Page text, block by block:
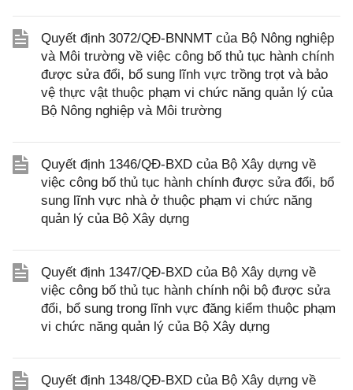
Quyết định 3072/QĐ-BNNMT của Bộ Nông nghiệp
và Môi trường về việc công bố thủ tục hành chính
được sửa đổi, bổ sung lĩnh vực trồng trọt và bảo
vệ thực vật thuộc phạm vi chức năng quản lý của
Bộ Nông nghiệp và Môi trường
Quyết định 1346/QĐ-BXD của Bộ Xây dựng về
việc công bố thủ tục hành chính được sửa đổi, bổ
sung lĩnh vực nhà ở thuộc phạm vi chức năng
quản lý của Bộ Xây dựng
Quyết định 1347/QĐ-BXD của Bộ Xây dựng về
việc công bố thủ tục hành chính nội bộ được sửa
đổi, bổ sung trong lĩnh vực đăng kiểm thuộc phạm
vi chức năng quản lý của Bộ Xây dựng
Quyết định 1348/QĐ-BXD của Bộ Xây dựng về